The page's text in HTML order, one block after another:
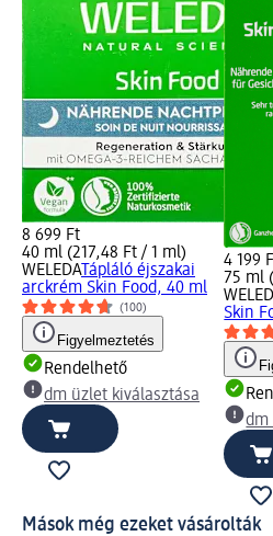
8 699 Ft
40 ml (217,48 Ft / 1 ml)
WELEDATápláló éjszakai
arckrém Skin Food, 40 ml
(100)
Figyelmeztetés
Rendelhető
dm üzlet kiválasztása
4 199
75 ml
Skin
dm
Mások még ezeket vásárolták